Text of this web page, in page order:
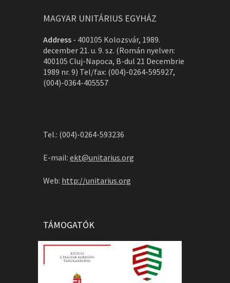
MAGYAR UNITÁRIUS EGYHÁZ
Address - 400105 Kolozsvár, 1989.
december 21. u. 9. sz. (Román nyelven:
400105 Cluj-Napoca, B-dul 21 Decembrie
1989 nr. 9) Tel/fax: (004)-0264-595927,
(004)-0364-405557
Tel.: (004)-0264-593236
E-mail: ekt@unitarius.org
Web: http://unitarius.org
TÁMOGATÓK